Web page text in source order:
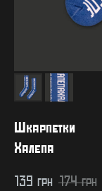
Шкарпетки
Халепа
139 грн 174 грн